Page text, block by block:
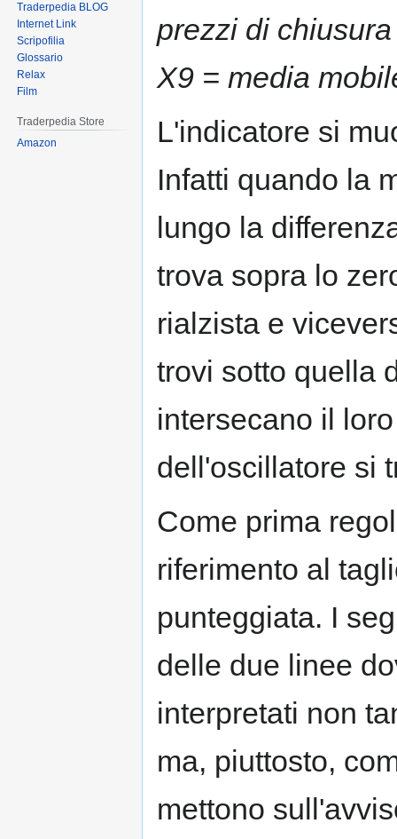
prezzi di chiusura
X9 = media
L'indicatore si
Infatti quando la
lungo la
trova sopra lo
rialzista e
trovi sotto quella
intersecano il
dell'oscillatore si
Come prima
riferimento al
punteggiata. I
delle due linee
interpretati non
ma, piuttosto,
mettono
Traderpedia BLOG
Internet Link
Scripofilia
Glossario
Relax
Film
Traderpedia Store
Amazon